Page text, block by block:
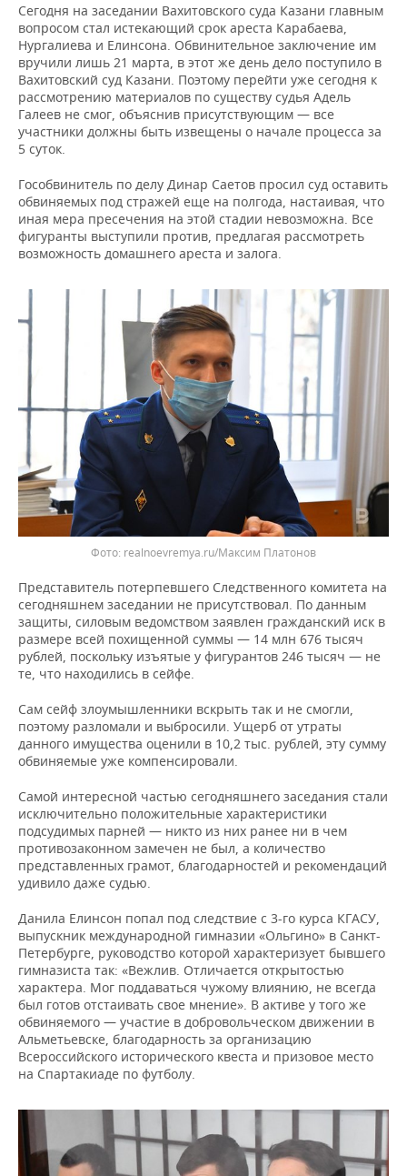
Сегодня на заседании Вахитовского суда Казани главным
вопросом стал истекающий срок ареста Карабаева,
Нургалиева и Елинсона. Обвинительное заключение им
вручили лишь 21 марта, в этот же день дело поступило в
Вахитовский суд Казани. Поэтому перейти уже сегодня к
рассмотрению материалов по существу судья Адель
Галеев не смог, объяснив присутствующим — все
участники должны быть извещены о начале процесса за
5 суток.
Гособвинитель по делу Динар Саетов просил суд оставить
обвиняемых под стражей еще на полгода, настаивая, что
иная мера пресечения на этой стадии невозможна. Все
фигуранты выступили против, предлагая рассмотреть
возможность домашнего ареста и залога.
realnoevremya.ru/Максим Платонов
Представитель потерпевшего Следственного комитета на
сегодняшнем заседании не присутствовал. По данным
защиты, силовым ведомством заявлен гражданский иск в
размере всей похищенной суммы — 14 млн 676 тысяч
рублей, поскольку изъятые у фигурантов 246 тысяч — не
те, что находились в сейфе.
Сам сейф злоумышленники вскрыть так и не смогли,
поэтому разломали и выбросили. Ущерб от утраты
данного имущества оценили в 10,2 тыс. рублей, эту сумму
обвиняемые уже компенсировали.
Самой интересной частью сегодняшнего заседания стали
исключительно положительные характеристики
подсудимых парней — никто из них ранее ни в чем
противозаконном замечен не был, а количество
представленных грамот, благодарностей и рекомендаций
удивило даже судью.
Данила Елинсон попал под следствие с 3-го курса КГАСУ,
выпускник международной гимназии «Ольгино» в Санкт-
Петербурге, руководство которой характеризует бывшего
гимназиста так: «Вежлив. Отличается открытостью
характера. Мог поддаваться чужому влиянию, не всегда
был готов отстаивать свое мнение». В активе у того же
обвиняемого — участие в добровольческом движении в
Альметьевске, благодарность за организацию
Всероссийского исторического квеста и призовое место
на Спартакиаде по футболу.